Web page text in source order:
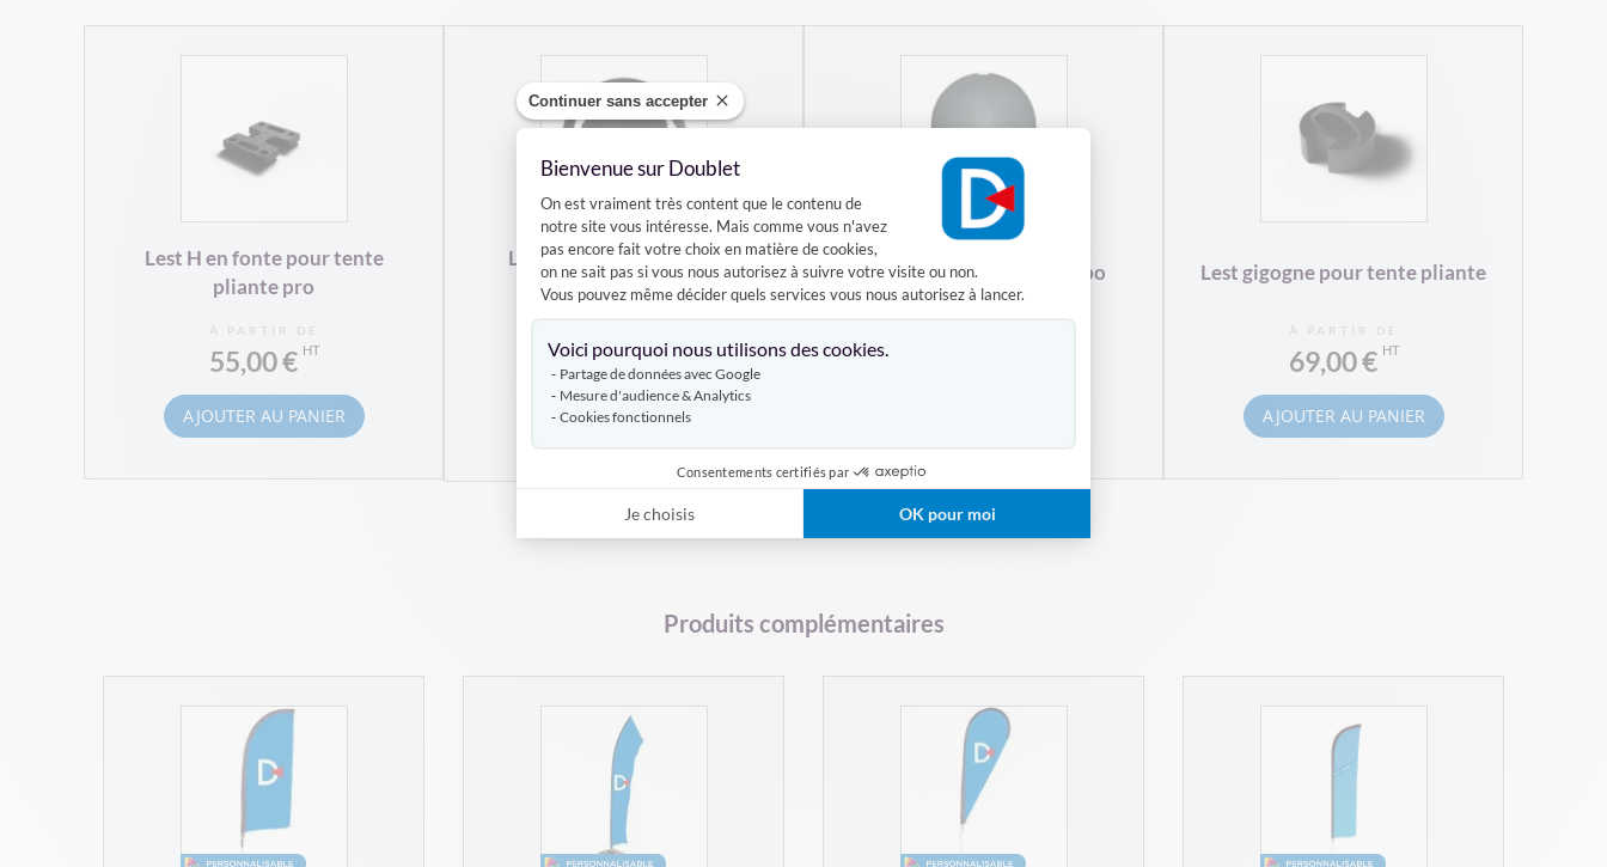
Continuer sans accepter
Bienvenue sur Doublet
Plateforme de Gestion du Consentement : Personnalisez vos Options
On est vraiment très content que le contenu de
notre site vous intéresse. Mais comme vous n'avez
pas encore fait votre choix en matière de cookies,
on ne sait pas si vous nous autorisez à suivre votre visite ou non.
Vous pouvez même décider quels services vous nous autorisez à lancer.
Voici pourquoi nous utilisons des cookies.
Partage de données avec Google
Mesure d'audience & Analytics
Cookies fonctionnels
Consentements certifiés par
Je choisis OK pour moi
Lest H en fonte pour tente
pliante pro
À PARTIR DE
55,00 €
AJOUTER AU PANIER
Lest pour arche gonflable
Reverso
170,00 €
VOIR LE PRODUIT
Base mobile à lester Jumbo Lest gigogne pour tente pliante
À PARTIR DE
69,00 €
AJOUTER AU PANIER
Produits complémentaires